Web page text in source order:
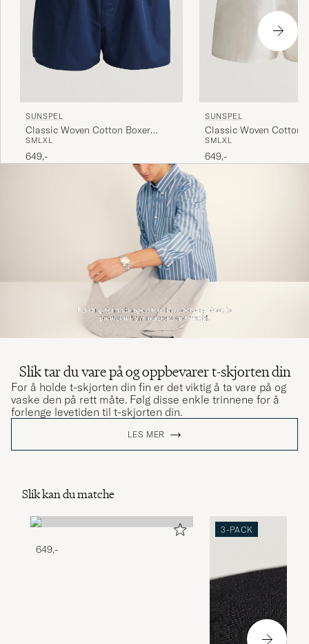
SUNSPEL
Classic Woven Cotton Boxer
Shorts Navy
SMLXL
649,-
SUNSPEL
Classic Woven Cotton
Shorts White
SMLXL
649,-
Slik tar du vare på og oppbevarer t-skjorten din
For å holde t-skjorten din fin er det viktig å ta vare på og
vaske den på rett måte. Følg disse enkle trinnene for å
forlenge levetiden til t-skjorten din.
LES MER
Slik kan du matche
649,-
3-PACK